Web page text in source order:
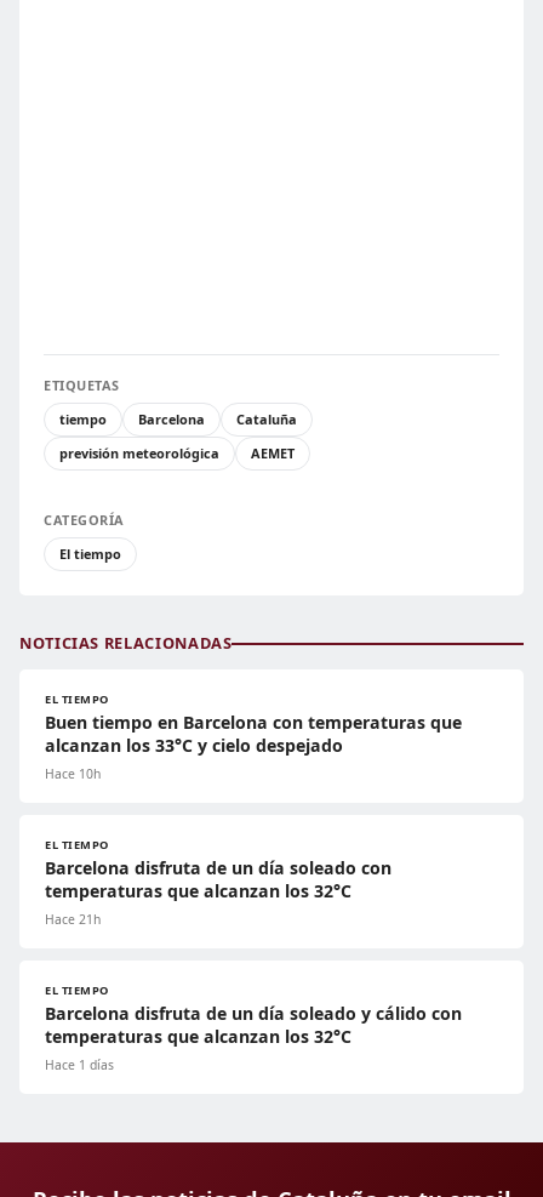
ETIQUETAS
tiempo
Barcelona
Cataluña
previsión meteorológica
AEMET
CATEGORÍA
El tiempo
NOTICIAS RELACIONADAS
EL TIEMPO
Buen tiempo en Barcelona con temperaturas que
alcanzan los 33°C y cielo despejado
Hace 10h
EL TIEMPO
Barcelona disfruta de un día soleado con
temperaturas que alcanzan los 32°C
Hace 21h
EL TIEMPO
Barcelona disfruta de un día soleado y cálido con
temperaturas que alcanzan los 32°C
Hace 1 días